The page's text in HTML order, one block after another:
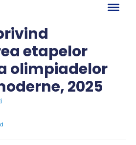
etapelor
olimpiadelor
2025